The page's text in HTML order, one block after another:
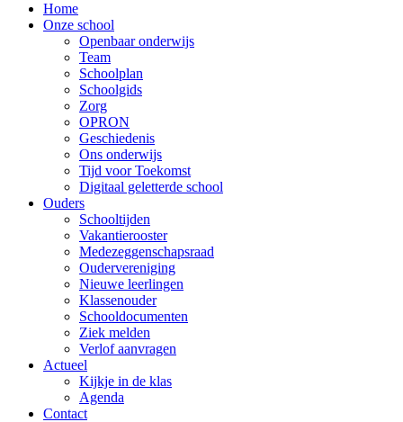
Home
Onze school
Openbaar onderwijs
Team
Schoolplan
Schoolgids
Zorg
OPRON
Geschiedenis
Ons onderwijs
Tijd voor Toekomst
Digitaal geletterde school
Ouders
Schooltijden
Vakantierooster
Medezeggenschapsraad
Oudervereniging
Nieuwe leerlingen
Klassenouder
Schooldocumenten
Ziek melden
Verlof aanvragen
Actueel
Kijkje in de klas
Agenda
Contact